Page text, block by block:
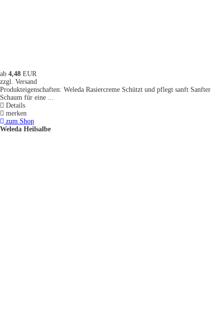
ab 4,48 EUR
zzgl. Versand
Produkteigenschaften: Weleda Rasiercreme Schützt und pflegt sanft Sanfter
Schaum für eine ...
Details
merken
zum Shop
Weleda Heilsalbe